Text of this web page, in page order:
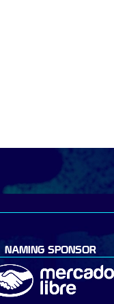
NAMING SPONSOR